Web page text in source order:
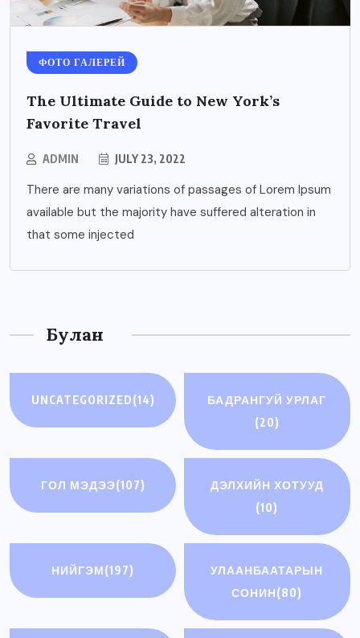
ФОТО ГАЛЕРЕЙ
The Ultimate Guide to New York’s
Favorite Travel
ADMIN JULY 23, 2022
There are many variations of passages of Lorem Ipsum
available but the majority have suffered alteration in
that some injected
Булан
UNCATEGORIZED(14)
БАДРАНГУЙ УРЛАГ
(20)
ГОЛ МЭДЭЭ(107)
ДЭЛХИЙН ХОТУУД
(10)
НИЙГЭМ(197)
УЛААНБААТАРЫН
СОНИН(80)